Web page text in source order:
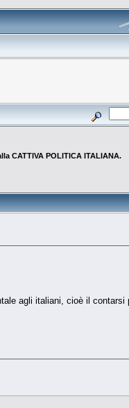
CATTIVA POLITICA ITALIANA.
agli italiani, cioè il